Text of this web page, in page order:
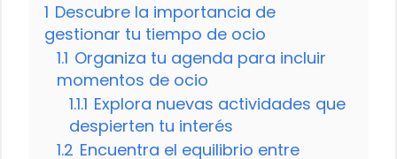
1 Descubre la importancia de
gestionar tu tiempo de ocio
1.1 Organiza tu agenda para incluir
momentos de ocio
1.1.1 Explora nuevas actividades que
despierten tu interés
1.2 Encuentra el equilibrio entre